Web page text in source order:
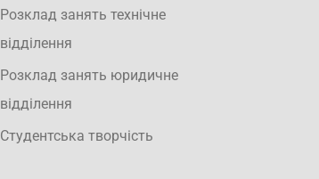
Розклад занять технічне
відділення
Розклад занять юридичне
відділення
Студентська творчість